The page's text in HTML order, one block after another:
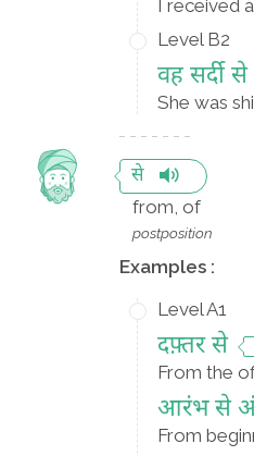
I received
Level B2
वह सर्दी
She was
से
from, of
postposition
Examples :
Level A1
दफ़्तर से
From the
आरंभ से
From